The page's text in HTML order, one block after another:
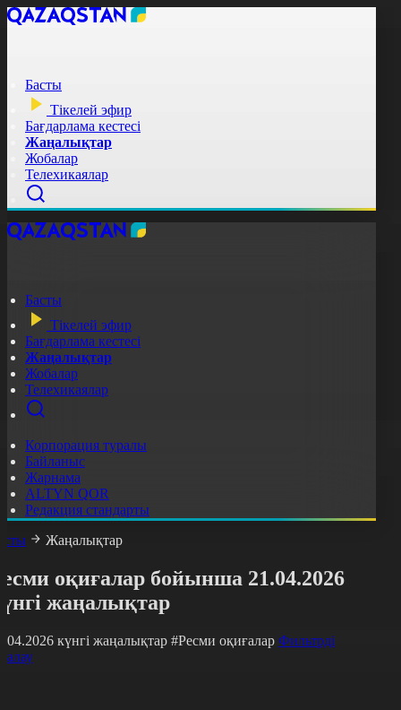
Басты
Тікелей эфир
Бағдарлама кестесі
Жаңалықтар
Жобалар
Телехикаялар
Басты
Тікелей эфир
Бағдарлама кестесі
Жаңалықтар
Жобалар
Телехикаялар
Корпорация туралы
Байланыс
Жарнама
ALTYN QOR
Редакция стандарты
Жаңалықтар
оқиғалар бойынша 21.04.2026
жаңалықтар
күнгі жаңалықтар #Ресми оқиғалар Фильтрді